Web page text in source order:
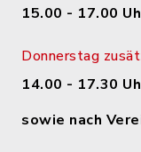
15.00 - 17.00
Donnerstag
14.00 - 17.30
sowie nach